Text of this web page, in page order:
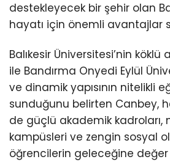
destekleyecek bir şehir olan
hayatı için önemli avantajlar
Balıkesir Üniversitesi’nin
ile Bandırma Onyedi Eylül
ve dinamik yapısının nitelikli
sunduğunu belirten Canbey,
de güçlü akademik kadroları,
kampüsleri ve zengin sosyal
öğrencilerin geleceğine değer